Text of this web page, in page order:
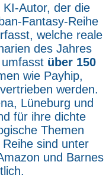
Autor, der die
Fantasy-Reihe
welche reale
des Jahres
über 150
wie Payhip,
werden.
Lüneburg und
für ihre dichte
Themen
sind unter
und Barnes